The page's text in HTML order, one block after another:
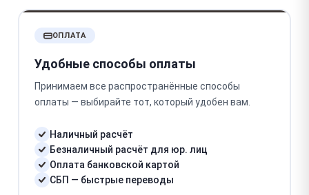
ОПЛАТА
Удобные способы оплаты
Принимаем все распространённые способы
оплаты — выбирайте тот, который удобен вам.
Наличный расчёт
Безналичный расчёт для юр. лиц
Оплата банковской картой
СБП — быстрые переводы